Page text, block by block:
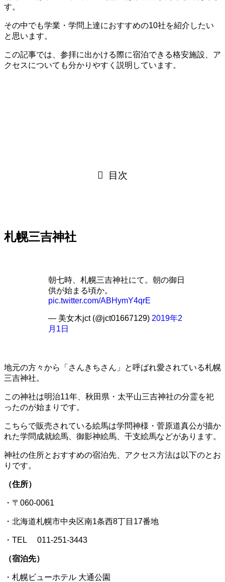
す。
その中でも学業・学問上達におすすめの10社を紹介したい
と思います。
この記事では、参拝に出かける際に宿泊できる格安施設、ア
クセスについても分かりやすく説明しています。
目次
札幌三吉神社
朝七時、札幌三吉神社にて。朝の御日
供が始まる頃か。
pic.twitter.com/ABHymY4qrE
— 美女木jct (@jct01667129) 2019年2
月1日
地元の方々から「さんきちさん」と呼ばれ愛されている札幌
三吉神社。
この神社は明治11年、秋田県・太平山三吉神社の分霊を祀
ったのが始まりです。
こちらで販売されている絵馬は学問神様・菅原道真公が描か
れた学問成就絵馬、御影神絵馬、干支絵馬などがあります。
神社の住所とおすすめの宿泊先、アクセス方法は以下のとお
りです。
（住所）
・〒060-0061
・北海道札幌市中央区南1条西8丁目17番地
・TEL 011-251-3443
（宿泊先）
・札幌ビューホテル 大通公園